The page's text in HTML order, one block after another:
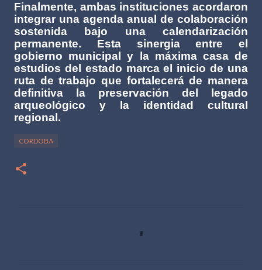
Finalmente, ambas instituciones acordaron
integrar una agenda anual de colaboración
sostenida bajo una calendarización
permanente. Esta sinergia entre el
gobierno municipal y la máxima casa de
estudios del estado marca el inicio de una
ruta de trabajo que fortalecerá de manera
definitiva la preservación del legado
arqueológico y la identidad cultural
regional.
CORDOBA